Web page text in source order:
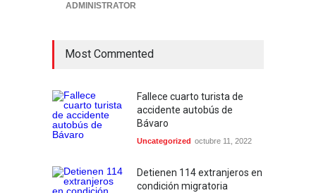
ADMINISTRATOR
Most Commented
Fallece cuarto turista de
accidente autobús de
Bávaro
Uncategorized octubre 11, 2022
Detienen 114 extranjeros en
condición migratoria